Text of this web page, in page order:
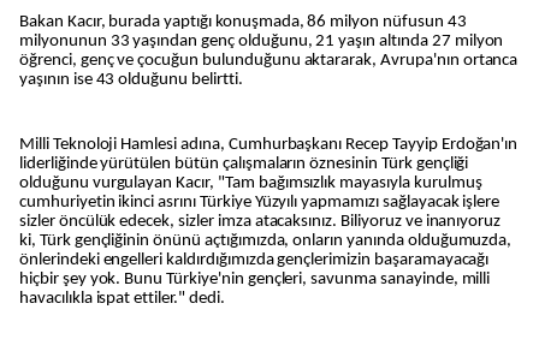
Bakan Kacır, burada yaptığı konuşmada, 86 milyon nüfusun 43
milyonunun 33 yaşından genç olduğunu, 21 yaşın altında 27 milyon
öğrenci, genç ve çocuğun bulunduğunu aktararak, Avrupa'nın ortanca
yaşının ise 43 olduğunu belirtti.
Milli Teknoloji Hamlesi adına, Cumhurbaşkanı Recep Tayyip Erdoğan'ın
liderliğinde yürütülen bütün çalışmaların öznesinin Türk gençliği
olduğunu vurgulayan Kacır, "Tam bağımsızlık mayasıyla kurulmuş
cumhuriyetin ikinci asrını Türkiye Yüzyılı yapmamızı sağlayacak işlere
sizler öncülük edecek, sizler imza atacaksınız. Biliyoruz ve inanıyoruz
ki, Türk gençliğinin önünü açtığımızda, onların yanında olduğumuzda,
önlerindeki engelleri kaldırdığımızda gençlerimizin başaramayacağı
hiçbir şey yok. Bunu Türkiye'nin gençleri, savunma sanayinde, milli
havacılıkla ispat ettiler." dedi.